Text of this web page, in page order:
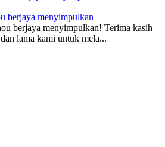
berjaya menyimpulkan
berjaya menyimpulkan! Terima kasih
lama kami untuk mela...